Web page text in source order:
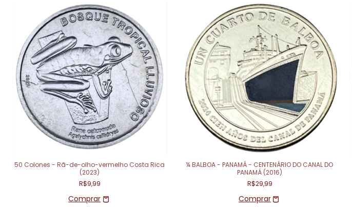
50 Colones - Rã-de-olho-vermelho Costa Rica
(2023)
R$9,99
¼ BALBOA - PANAMÁ - CENTENÁRIO DO CANAL DO
PANAMÁ (2016)
R$29,99